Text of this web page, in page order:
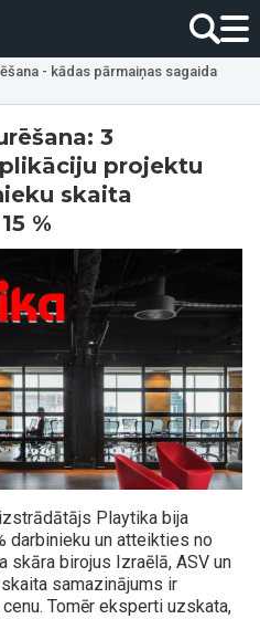
- kādas pārmaiņas sagaida
3
projektu
skaita
%
Playtika bija
darbinieku un atteikties no
skāra birojus Izraēlā, ASV un
samazinājums ir
Tomēr eksperti uzskata,